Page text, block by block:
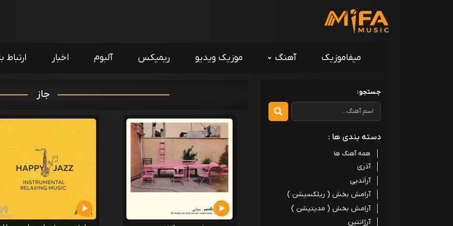
میفاموزیک آهنگ موزیک ویدیو ریمیکس آلبوم اخبار ارتباط
جستجو:
دسته بندی ها :
همه آهنگ ها
آذری
آراَندبی
آرامش بخش ( ریلکسیشن )
آرامش بخش ( مدیتیشن )
آرژانتین
جاز